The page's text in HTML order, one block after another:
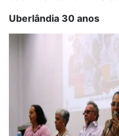
Uberlândia 30 anos